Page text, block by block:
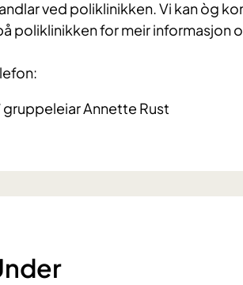
ved poliklinikken. Vi kan òg
poliklinikken for meir informasjon
Annette Rust